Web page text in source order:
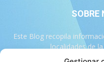
SOBRE
Este Blog recopila
localidades de